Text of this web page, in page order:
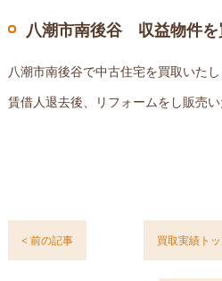
八潮市南後谷 収益物件を
八潮市南後谷で中古住宅を買取いたし
賃借人退去後、リフォームをし販売い
< 前の記事 買取実績ト